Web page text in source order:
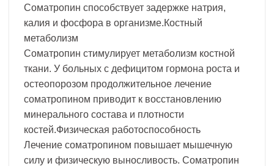
Соматропин способствует задержке натрия,
калия и фосфора в организме.Костный
метаболизм
Соматропин стимулирует метаболизм костной
ткани. У больных с дефицитом гормона роста и
остеопорозом продолжительное лечение
соматропином приводит к восстановлению
минерального состава и плотности
костей.Физическая работоспособность
Лечение соматропином повышает мышечную
силу и физическую выносливость. Соматропин